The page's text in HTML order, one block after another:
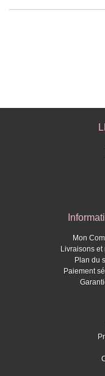
Mon
Livraisons et
Plan du
Paiement